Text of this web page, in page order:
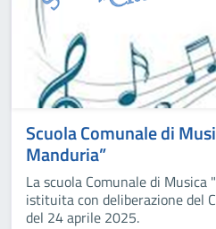
Scuola Comunale di
Manduria”
La scuola Comunale di
istituita con deliberazione del
del 24 aprile 2025.